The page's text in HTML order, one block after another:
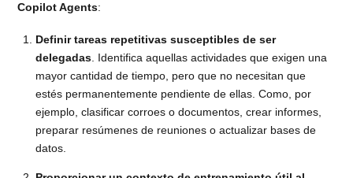
Copilot Agents:
Definir tareas repetitivas susceptibles de ser
delegadas. Identifica aquellas actividades que exigen una
mayor cantidad de tiempo, pero que no necesitan que
estés permanentemente pendiente de ellas. Como, por
ejemplo, clasificar corroes o documentos, crear informes,
preparar resúmenes de reuniones o actualizar bases de
datos.